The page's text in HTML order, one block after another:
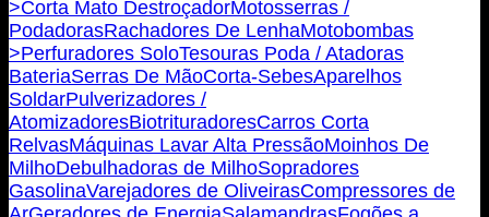
>Corta Mato DestroçadorMotosserras /
PodadorasRachadores De LenhaMotobombas
>Perfuradores SoloTesouras Poda / Atadoras
BateriaSerras De MãoCorta-SebesAparelhos
SoldarPulverizadores /
AtomizadoresBiotrituradoresCarros Corta
RelvasMáquinas Lavar Alta PressãoMoinhos De
MilhoDebulhadoras de MilhoSopradores
GasolinaVarejadores de OliveirasCompressores de